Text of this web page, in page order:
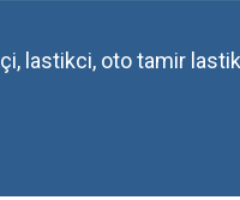
lastikci, oto tamir